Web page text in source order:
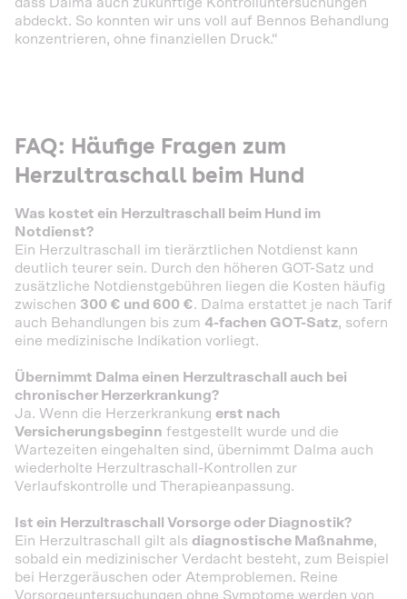
dass Dalma auch zukünftige Kontrolluntersuchungen
abdeckt. So konnten wir uns voll auf Bennos Behandlung
konzentrieren, ohne finanziellen Druck.“
FAQ: Häufige Fragen zum
Herzultraschall beim Hund
Was kostet ein Herzultraschall beim Hund im
Notdienst?
Ein Herzultraschall im tierärztlichen Notdienst kann
deutlich teurer sein. Durch den höheren GOT-Satz und
zusätzliche Notdienstgebühren liegen die Kosten häufig
zwischen 300 € und 600 €. Dalma erstattet je nach Tarif
auch Behandlungen bis zum 4-fachen GOT-Satz, sofern
eine medizinische Indikation vorliegt.
Übernimmt Dalma einen Herzultraschall auch bei
chronischer Herzerkrankung?
Ja. Wenn die Herzerkrankung erst nach
Versicherungsbeginn festgestellt wurde und die
Wartezeiten eingehalten sind, übernimmt Dalma auch
wiederholte Herzultraschall-Kontrollen zur
Verlaufskontrolle und Therapieanpassung.
Ist ein Herzultraschall Vorsorge oder Diagnostik?
Ein Herzultraschall gilt als diagnostische Maßnahme,
sobald ein medizinischer Verdacht besteht, zum Beispiel
bei Herzgeräuschen oder Atemproblemen. Reine
Vorsorgeuntersuchungen ohne Symptome werden von